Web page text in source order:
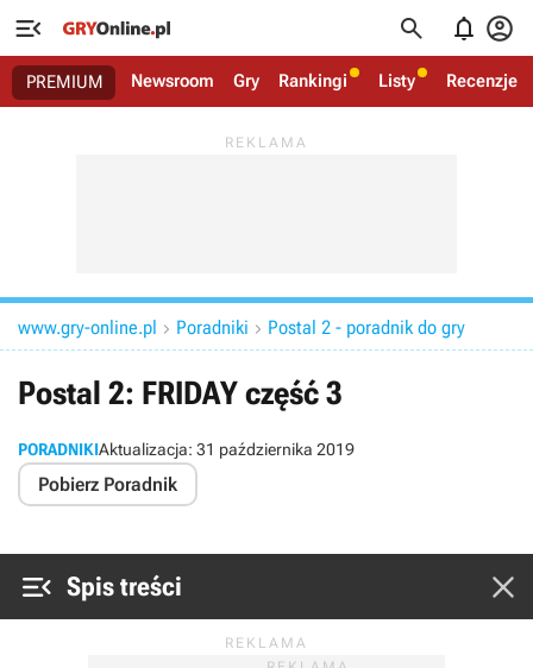
   
PREMIUM Newsroom Gry Rankingi Listy Recenzje
www.gry-online.pl  Poradniki  Postal 2 - poradnik do gry
Postal 2: FRIDAY część 3
PORADNIKIAktualizacja: 31 października 2019
Pobierz Poradnik
 Spis treści 